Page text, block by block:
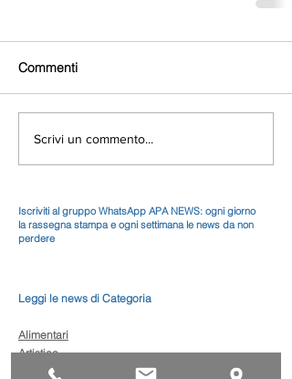
Commenti
Scrivi un commento...
Iscriviti al gruppo WhatsApp APA NEWS: ogni giorno
la rassegna stampa e ogni settimana le news da non
perdere
Leggi le news di Categoria
Alimentari
Artistico
Autoriparazione